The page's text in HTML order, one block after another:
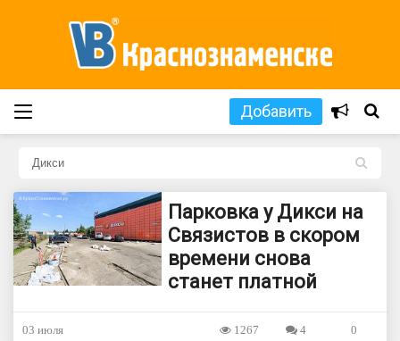
Добавить
L
Парковка у Дикси на
Связистов в скором
времени снова
станет платной
03 июля 0
4
1267